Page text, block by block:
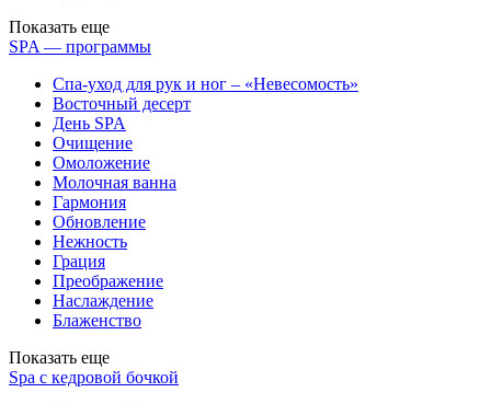
Показать еще
SPA — программы
Спа-уход для рук и ног – «Невесомость»
Восточный десерт
День SPA
Очищение
Омоложение
Молочная ванна
Гармония
Обновление
Нежность
Грация
Преображение
Наслаждение
Блаженство
Показать еще
Spa с кедровой бочкой